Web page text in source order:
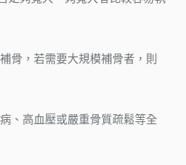
骨，若需要大規模補骨者，則
、高血壓或嚴重骨質疏鬆等全